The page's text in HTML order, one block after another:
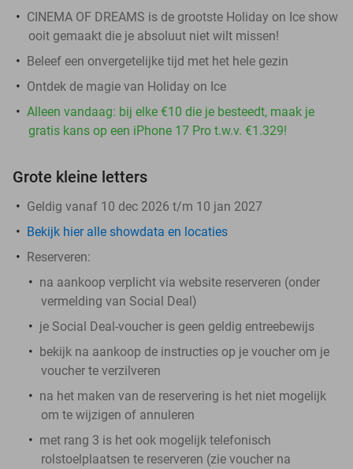
CINEMA OF DREAMS is de grootste Holiday on Ice show
ooit gemaakt die je absoluut niet wilt missen!
Beleef een onvergetelijke tijd met het hele gezin
Ontdek de magie van Holiday on Ice
Alleen vandaag: bij elke €10 die je besteedt, maak je
gratis kans op een iPhone 17 Pro t.w.v. €1.329!
Grote kleine letters
Geldig vanaf 10 dec 2026 t/m 10 jan 2027
Bekijk hier alle showdata en locaties
Reserveren:
na aankoop verplicht via website reserveren (onder
vermelding van Social Deal)
je Social Deal-voucher is geen geldig entreebewijs
bekijk na aankoop de instructies op je voucher om je
voucher te verzilveren
na het maken van de reservering is het niet mogelijk
om te wijzigen of annuleren
met rang 3 is het ook mogelijk telefonisch
rolstoelplaatsen te reserveren (zie voucher na